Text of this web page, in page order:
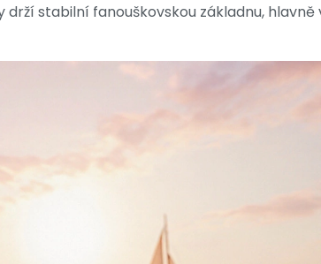
stabilní fanouškovskou základnu, hlavně